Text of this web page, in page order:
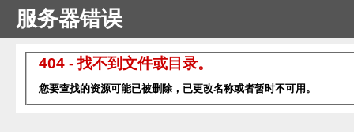
服务器错误
404 - 找不到文件或目录。
您要查找的资源可能已被删除，已更改名称或者暂时不可用。